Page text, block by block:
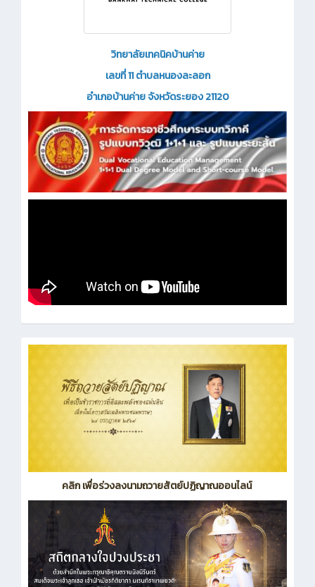
วิทยาลัยเทคนิคบ้านค่าย
เลขที่ 11 ตำบลหนองละลอก
อำเภอบ้านค่าย จังหวัดระยอง 21120
คลิก เพื่อร่วงลงนามถวายสัตย์ปฏิญาณออนไลน์